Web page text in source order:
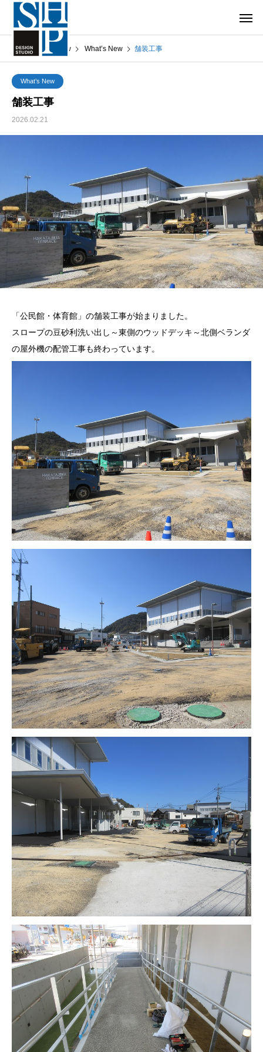
What’s New What’s New 舗装工事
What’s New
舗装工事
2026.02.21
「公民館・体育館」の舗装工事が始まりました。
スロープの豆砂利洗い出し～東側のウッドデッキ～北側ベランダ
の屋外機の配管工事も終わっています。